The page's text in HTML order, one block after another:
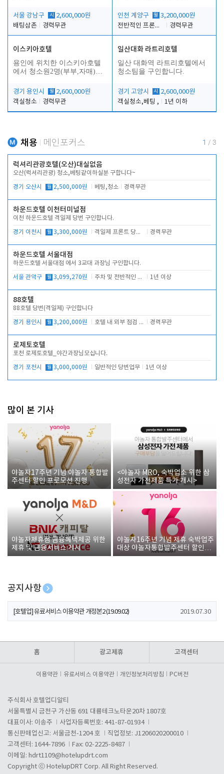
서울 강남구 시
2,600,000원
배팅삼촌
경력무관
인천 계양구 월 3,200,000원
전반적인 프론트 업무
경력무관
이스키아호텔
용인에 위치한 이스키아호텔
에서 청소원2명(부부,자매)을
경기 용인시
월 2,600,000원
객실청소
경력무관
일산대화 라트리호텔
일산 대화역 라트리호텔에서
청소팀을 구인합니다.
경기 고양시 시
2,600,000원
객실청소,베팅 ,
1년 이하
채용 메인포커스 1 / 3
럭셔리관광호텔(오산)대실없음
오산(럭셔리관광) 청소,베팅같이하실분 구합니다~
경기 오산시 월 2,500,000원 베팅,청소 경력무관
하운드호텔 이천터미널점
이천 하운드호텔 격일제 당번 구인합니다.
경기 이천시 월 3,300,000원 격일제 프론트 당번 업무로 주차 및 객실 점검 경력무관
하운드호텔 서울대점
하운드호텔 서울대점 에서 3교대 과장님 구인합니다.
서울 관악구 월 3,099,270원 주차 및 전반적인 당번업무 1년 이상
88호텔
88호텔 당번(격일제) 구인합니다
경기 용인시 월 3,200,000원 호텔 내 외부 점검 및 프런트 운영 경력무관
로제토호텔
포천 로제토호텔_야간과장님모십니다.
경기 포천시 월 3,000,000원 일반적인 당번업무 1년 이상
많이 본 기사
야놀자17주년 기념 야놀자 통합발
주센터 할인 프로모션 진행
<야놀자 MRO, 숙박업소 위한 삼
성전자 가전제품 특가 개시>
야놀자제휴점 금융혜택제공 위한
제휴 및 금융서비스 게시
야놀자16주년 기념 제휴 숙박업주
대상 야놀자통합발주센터 할인쿠
폰 증정
공지사항
[호텔업] 개인정보 처리방침 개정본1 (19.09.02)
[호텔업] 유료서비스 이용약관 개정본2 (19.09.02) 2019.07.30
홈 광고제휴 고객센터
이용약관 유료서비스 이용약관 개인정보처리방침 PC버전
주식회사 호텔업디알티
서울특별시 금천구 가산동 691 대륭테크노타운20차 1807호
대표이사: 이송주
사업자등록번호: 441-87-01934
통신판매업신고: 서울금천-1204 호
직업정보: J1206020200010
고객센터: 1644-7896
Fax: 02-2225-8487
이메일: hdrt1109@hotelupdrt.com
Copyright ⓒ HotelupDRT Corp. All Right Reserved.